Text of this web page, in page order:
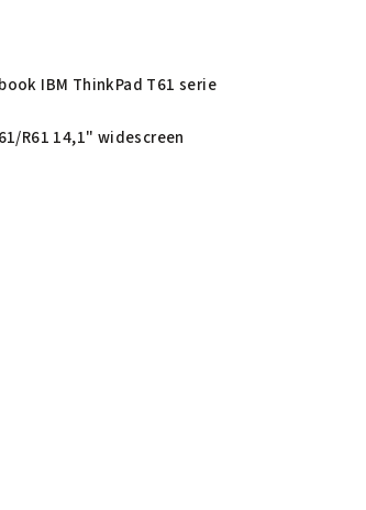
IBM ThinkPad T61 serie
R61 14,1" widescreen